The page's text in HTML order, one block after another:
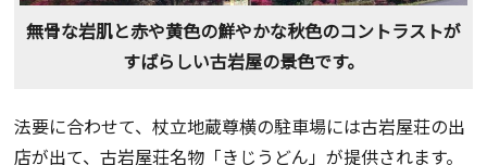
無骨な岩肌と赤や黄色の鮮やかな秋色のコントラストが
すばらしい古岩屋の景色です。
法要に合わせて、杖立地蔵尊横の駐車場には古岩屋荘の出
店が出て、古岩屋荘名物「きじうどん」が提供されます。